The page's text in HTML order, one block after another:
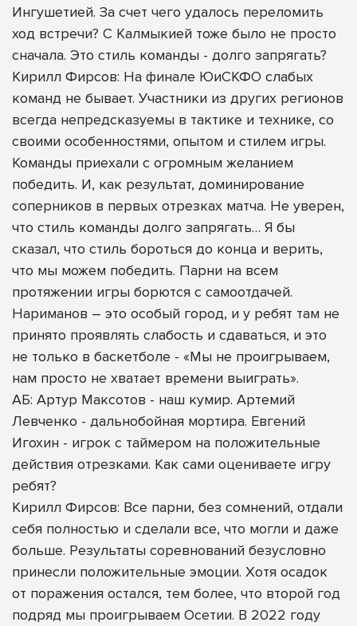
Ингушетией. За счет чего удалось переломить
ход встречи? С Калмыкией тоже было не просто
сначала. Это стиль команды - долго запрягать?
Кирилл Фирсов: На финале ЮиСКФО слабых
команд не бывает. Участники из других регионов
всегда непредсказуемы в тактике и технике, со
своими особенностями, опытом и стилем игры.
Команды приехали с огромным желанием
победить. И, как результат, доминирование
соперников в первых отрезках матча. Не уверен,
что стиль команды долго запрягать… Я бы
сказал, что стиль бороться до конца и верить,
что мы можем победить. Парни на всем
протяжении игры борются с самоотдачей.
Нариманов – это особый город, и у ребят там не
принято проявлять слабость и сдаваться, и это
не только в баскетболе - «Мы не проигрываем,
нам просто не хватает времени выиграть».
АБ: Артур Максотов - наш кумир. Артемий
Левченко - дальнобойная мортира. Евгений
Игохин - игрок с таймером на положительные
действия отрезками. Как сами оцениваете игру
ребят?
Кирилл Фирсов: Все парни, без сомнений, отдали
себя полностью и сделали все, что могли и даже
больше. Результаты соревнований безусловно
принесли положительные эмоции. Хотя осадок
от поражения остался, тем более, что второй год
подряд мы проигрываем Осетии. В 2022 году